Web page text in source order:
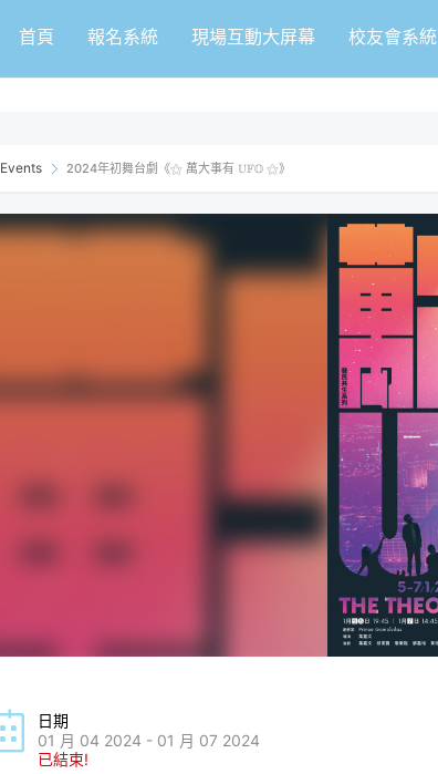
首頁 報名系統 現場互動大屏幕 校友會系統
Events 2024年初舞台劇《⚝ 萬大事有 𝕌𝔽𝕆 ⚝》
日期
01 月 04 2024 - 01 月 07 2024
已結束!